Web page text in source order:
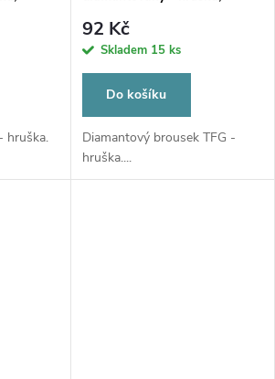
hruška.
92 Kč
Skladem 15 ks
Do košíku
Diamantový brousek TFG -
hruška....